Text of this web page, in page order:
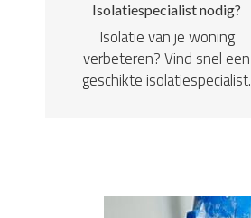
Isolatiespecialist nodig?
Isolatie van je woning
verbeteren? Vind snel een
geschikte isolatiespecialist.